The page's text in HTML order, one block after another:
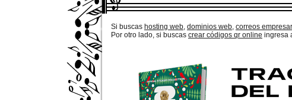
Si buscas hosting web, dominios web, correos
Por otro lado, si buscas crear códigos qr online ingresa